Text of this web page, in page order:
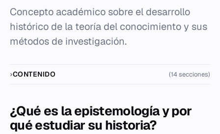
Concepto académico sobre el desarrollo
histórico de la teoría del conocimiento y sus
métodos de investigación.
CONTENIDO (14 secciones)
¿Qué es la epistemología y por
qué estudiar su historia?